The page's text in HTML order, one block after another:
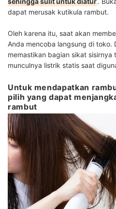
dapat merusak kutikula rambut.
Oleh karena itu, saat akan
Anda mencoba langsung di
memastikan bagian sikat sisirnya
munculnya listrik statis saat
Untuk mendapatkan
pilih yang dapat
rambut